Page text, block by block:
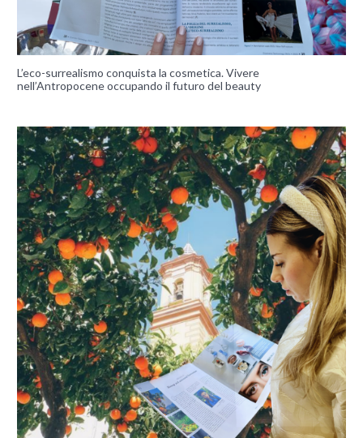
L’eco-surrealismo conquista la cosmetica. Vivere
nell’Antropocene occupando il futuro del beauty